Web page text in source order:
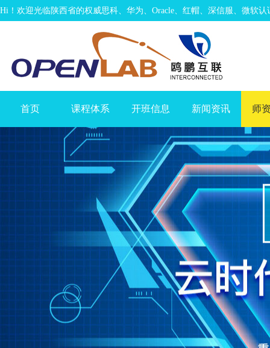
Hi！欢迎光临陕西省的权威思科、华为、Oracle、红帽、深信服、微软认
首页 课程体系 开班信息 新闻资讯 师